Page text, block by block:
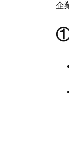
企
①